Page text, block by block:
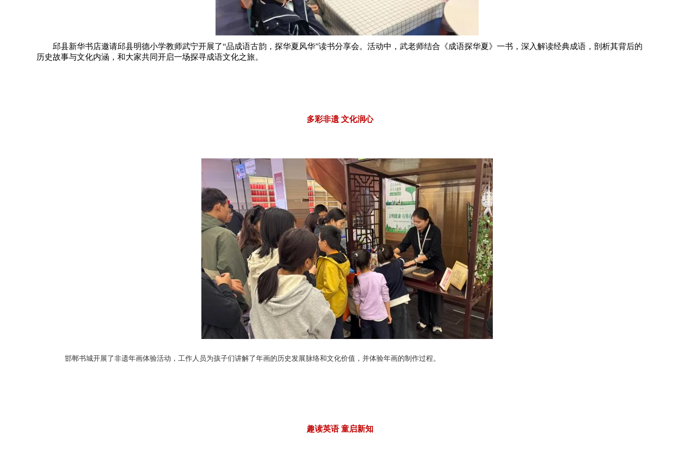
邱县新华书店邀请邱县明德小学教师武宁开展了“品成语古韵，探华夏风华”读书分享会。活动中，武老师结合《成语探华夏》一书，深入解读经典成语，剖析其背后的
历史故事与文化内涵，和大家共同开启一场探寻成语文化之旅。
多彩非遗 文化润心
邯郸书城开展了非遗年画体验活动，工作人员为孩子们讲解了年画的历史发展脉络和文化价值，并体验年画的制作过程。
趣读英语 童启新知